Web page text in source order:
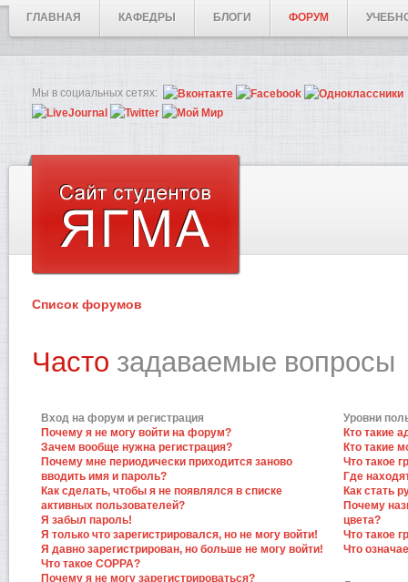
ГЛАВНАЯ КАФЕДРЫ БЛОГИ ФОРУМ
Мы в социальных сетях:
Список форумов
Часто задаваемые вопросы
Вход на форум и регистрация
Почему я не могу войти на форум?
Зачем вообще нужна регистрация?
Почему мне периодически приходится заново
вводить имя и пароль?
Как сделать, чтобы я не появлялся в списке
активных пользователей?
Я забыл пароль!
Я только что зарегистрировался, но не могу войти!
Я давно зарегистрирован, но больше не могу войти!
Что такое COPPA?
Почему я не могу зарегистрироваться?
Уровни
Кто такие
Кто такие
Что такое
Где
Как стать
Почему
цвета?
Что такое
Что